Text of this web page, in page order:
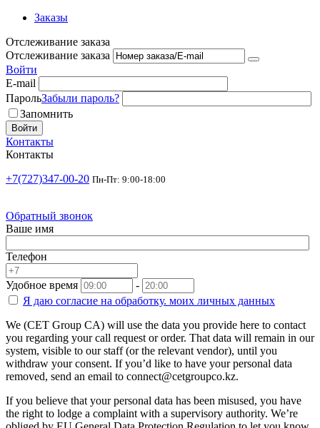
Заказы
Отслеживание заказа
Отслеживание заказа
Войти
E-mail
ПарольЗабыли пароль?
Запомнить
Войти
Контакты
Контакты
+7(727)347-00-20 Пн-Пт: 9:00-18:00
Обратный звонок
Ваше имя
Телефон
Удобное время
-
Я даю согласие на обработку. моих личных данных
We (CET Group CA) will use the data you provide here to contact
you regarding your call request or order. That data will remain in our
system, visible to our staff (or the relevant vendor), until you
withdraw your consent. If you’d like to have your personal data
removed, send an email to connect@cetgroupco.kz.
If you believe that your personal data has been misused, you have
the right to lodge a complaint with a supervisory authority. We’re